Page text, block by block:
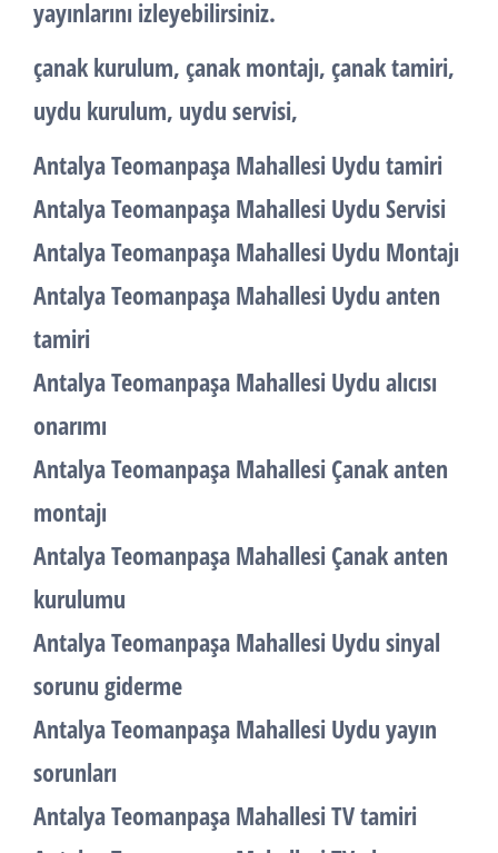
yayınlarını izleyebilirsiniz.
çanak kurulum, çanak montajı, çanak tamiri,
uydu kurulum, uydu servisi,
Antalya Teomanpaşa Mahallesi Uydu tamiri
Antalya Teomanpaşa Mahallesi Uydu Servisi
Antalya Teomanpaşa Mahallesi Uydu Montajı
Antalya Teomanpaşa Mahallesi Uydu anten
tamiri
Antalya Teomanpaşa Mahallesi Uydu alıcısı
onarımı
Antalya Teomanpaşa Mahallesi Çanak anten
montajı
Antalya Teomanpaşa Mahallesi Çanak anten
kurulumu
Antalya Teomanpaşa Mahallesi Uydu sinyal
sorunu giderme
Antalya Teomanpaşa Mahallesi Uydu yayın
sorunları
Antalya Teomanpaşa Mahallesi TV tamiri